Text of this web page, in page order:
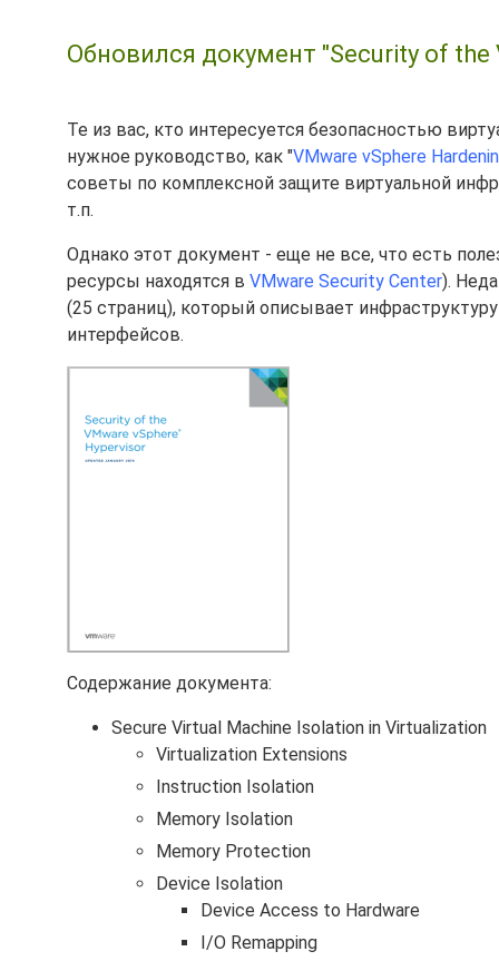
Обновился документ "Security of the
Те из вас, кто интересуется безопасностью
нужное руководство, как "VMware vSphere
советы по комплексной защите виртуальной
т.п.
Однако этот документ - еще не все, что есть
ресурсы находятся в VMware Security Center).
(25 страниц), который описывает
интерфейсов.
Содержание документа:
Secure Virtual Machine Isolation in Virtualization
Virtualization Extensions
Instruction Isolation
Memory Isolation
Memory Protection
Device Isolation
Device Access to Hardware
I/O Remapping